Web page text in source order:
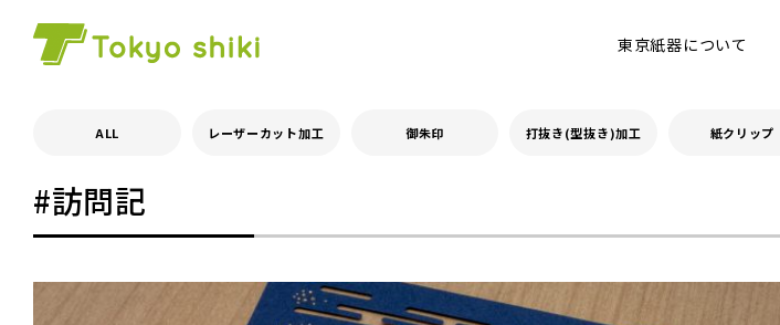
東京紙器について
ALL レーザーカット加工 御朱印 打抜き(型抜き)加工 紙クリップ
#訪問記